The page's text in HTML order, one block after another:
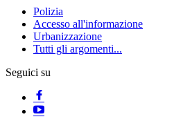
Polizia
Accesso all'informazione
Urbanizzazione
Tutti gli argomenti...
Seguici su